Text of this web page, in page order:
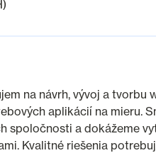
na návrh, vývoj a tvorbu
aplikácií na mieru.
spoločnosti a dokážeme
Kvalitné riešenia